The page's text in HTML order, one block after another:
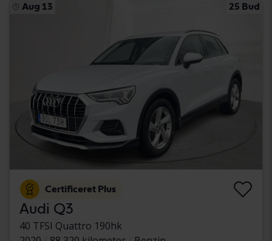
Aug 13 25 Bud
Certificeret Plus
Audi Q3
40 TFSI Quattro 190hk